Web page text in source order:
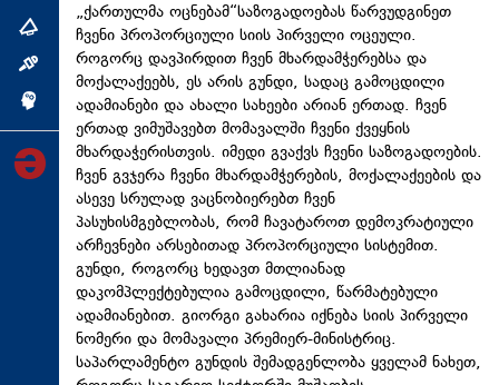
თემა
ინტერვიუ
ინქვიზიცია
„ქართულმა ოცნებამ“საზოგადოებას წარვუდგინეთ
ჩვენი პროპორციული სიის პირველი ოცეული.
როგორც დავპირდით ჩვენ მხარდამჭერებსა და
მოქალაქეებს, ეს არის გუნდი, სადაც გამოცდილი
ადამიანები და ახალი სახეები არიან ერთად. ჩვენ
ერთად ვიმუშავებთ მომავალში ჩვენი ქვეყნის
მხარდაჭერისთვის. იმედი გვაქვს ჩვენი საზოგადოების.
ჩვენ გვჯერა ჩვენი მხარდამჭერების, მოქალაქეების და
ასევე სრულად ვაცნობიერებთ ჩვენ
პასუხისმგებლობას, რომ ჩავატაროთ დემოკრატიული
არჩევნები არსებითად პროპორციული სისტემით.
გუნდი, როგორც ხედავთ მთლიანად
დაკომპლექტებულია გამოცდილი, წარმატებული
ადამიანებით. გიორგი გახარია იქნება სიის პირველი
ნომერი და მომავალი პრემიერ-მინისტრიც.
საპარლამენტო გუნდის შემადგენლობა ყველამ ნახეთ,